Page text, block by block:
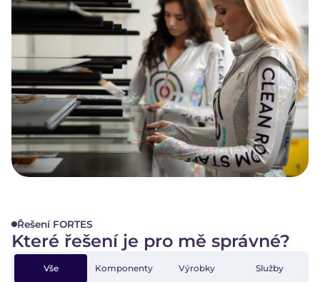
Řešení FORTES
Které řešení je pro mě správné?
Vše Components
Komponenty Products
Výrobky Services
Služby